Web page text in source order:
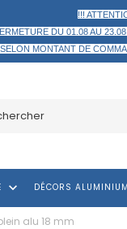
!!!
DU 01.08 AU
SELON MONTANT DE
keyboard_arrow_down DÉCORS ALUMINIUM
alu 18 mm